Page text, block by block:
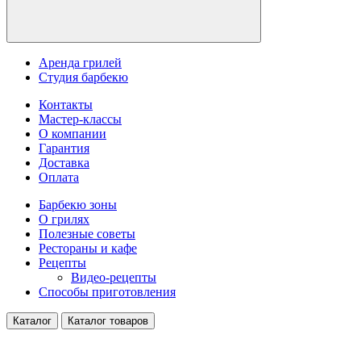
Аренда грилей
Студия барбекю
Контакты
Мастер-классы
О компании
Гарантия
Доставка
Оплата
Барбекю зоны
О грилях
Полезные советы
Рестораны и кафе
Рецепты
Видео-рецепты
Способы приготовления
Каталог Каталог товаров